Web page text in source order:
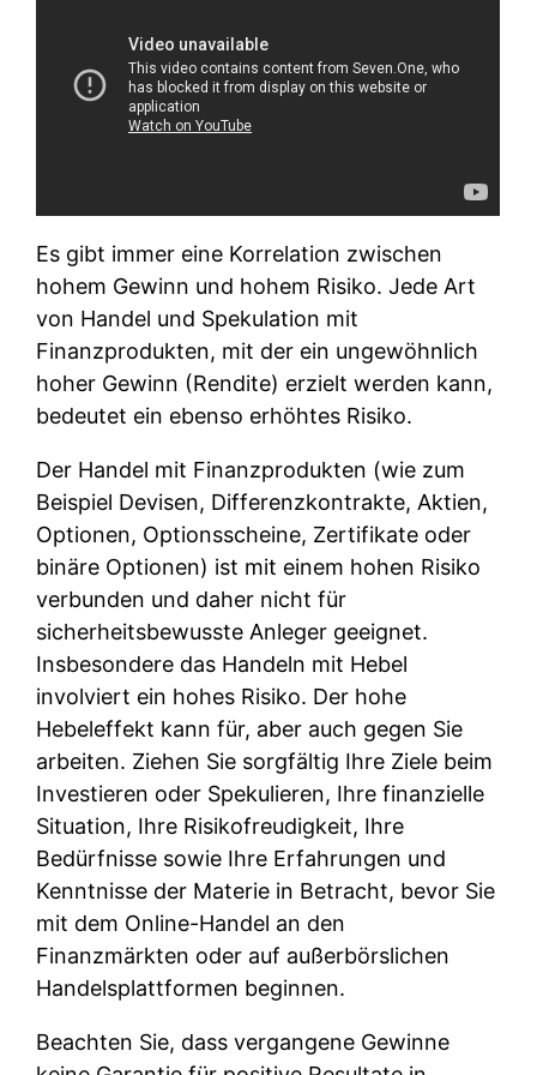
Es gibt immer eine Korrelation zwischen
hohem Gewinn und hohem Risiko. Jede Art
von Handel und Spekulation mit
Finanzprodukten, mit der ein ungewöhnlich
hoher Gewinn (Rendite) erzielt werden kann,
bedeutet ein ebenso erhöhtes Risiko.
Der Handel mit Finanzprodukten (wie zum
Beispiel Devisen, Differenzkontrakte, Aktien,
Optionen, Optionsscheine, Zertifikate oder
binäre Optionen) ist mit einem hohen Risiko
verbunden und daher nicht für
sicherheitsbewusste Anleger geeignet.
Insbesondere das Handeln mit Hebel
involviert ein hohes Risiko. Der hohe
Hebeleffekt kann für, aber auch gegen Sie
arbeiten. Ziehen Sie sorgfältig Ihre Ziele beim
Investieren oder Spekulieren, Ihre finanzielle
Situation, Ihre Risikofreudigkeit, Ihre
Bedürfnisse sowie Ihre Erfahrungen und
Kenntnisse der Materie in Betracht, bevor Sie
mit dem Online-Handel an den
Finanzmärkten oder auf außerbörslichen
Handelsplattformen beginnen.
Beachten Sie, dass vergangene Gewinne